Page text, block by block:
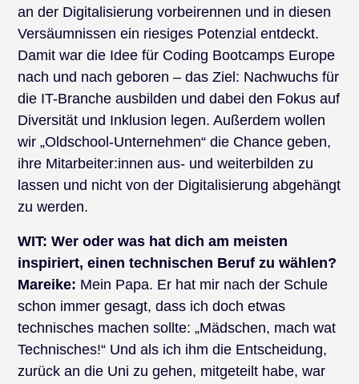
an der Digitalisierung vorbeirennen und in diesen
Versäumnissen ein riesiges Potenzial entdeckt.
Damit war die Idee für Coding Bootcamps Europe
nach und nach geboren – das Ziel: Nachwuchs für
die IT-Branche ausbilden und dabei den Fokus auf
Diversität und Inklusion legen. Außerdem wollen
wir „Oldschool-Unternehmen“ die Chance geben,
ihre Mitarbeiter:innen aus- und weiterbilden zu
lassen und nicht von der Digitalisierung abgehängt
zu werden.
WIT: Wer oder was hat dich am meisten
inspiriert, einen technischen Beruf zu wählen?
Mareike: Mein Papa. Er hat mir nach der Schule
schon immer gesagt, dass ich doch etwas
technisches machen sollte: „Mädschen, mach wat
Technisches!“ Und als ich ihm die Entscheidung,
zurück an die Uni zu gehen, mitgeteilt habe, war